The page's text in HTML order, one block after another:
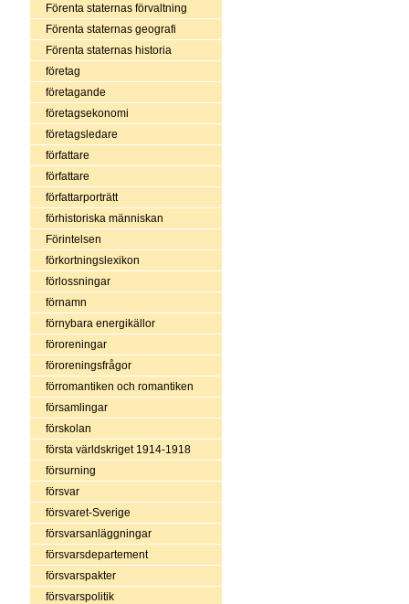
Förenta staternas förvaltning
Förenta staternas geografi
Förenta staternas historia
företag
företagande
företagsekonomi
företagsledare
författare
författare
författarporträtt
förhistoriska människan
Förintelsen
förkortningslexikon
förlossningar
förnamn
förnybara energikällor
föroreningar
föroreningsfrågor
förromantiken och romantiken
församlingar
förskolan
första världskriget 1914-1918
försurning
försvar
försvaret-Sverige
försvarsanläggningar
försvarsdepartement
försvarspakter
försvarspolitik